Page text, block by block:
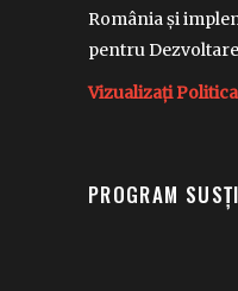
România și
pentru
Vizualizați
PROGRAM